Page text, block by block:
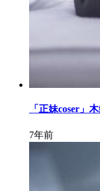
「正妹coser」
7年前